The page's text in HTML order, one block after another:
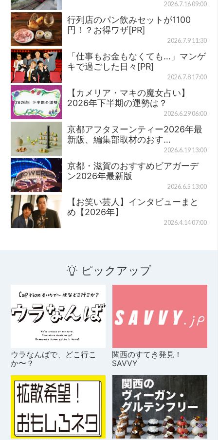
2026.7.16 09:00
行列店のパン飲みセットが1100
円！？お得ワザ[PR]
2026.7.9 11:30
「仕事もお金もなくても…」マンゲ
キで過ごした日々[PR]
2026.7.8 17:00
【カメリア・マキの魔女占い】
2026年下半期の運勢は？
2026.6.29 06:00
京都アフタヌーンティー2026年最
新版、編集部取材のおす…
2026.6.19 13:00
京都・滋賀のおすすめビアガーデ
ン2026年最新版
2026.6.5 13:00
【お笑い芸人】インタビューまと
め【2026年】
2026.4.14 07:00
ピックアップ
ウラなんばで、どこ行こ
か〜？
関西のすてき発見！
SAVVY